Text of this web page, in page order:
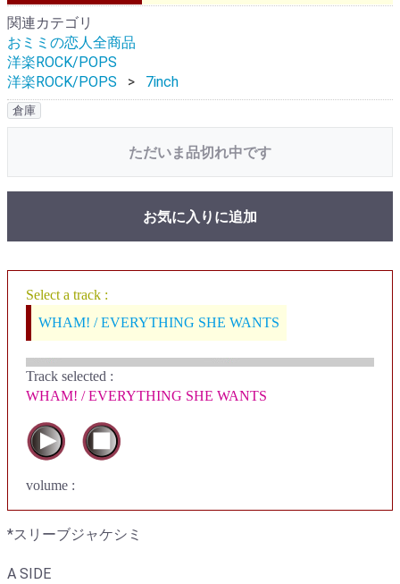
関連カテゴリ
おミミの恋人全商品
洋楽ROCK/POPS
洋楽ROCK/POPS
7inch
倉庫
ただいま品切れ中です
お気に入りに追加
Select a track :
WHAM! / EVERYTHING SHE WANTS
Track selected :
WHAM! / EVERYTHING SHE WANTS
volume :
*スリーブジャケシミ
A SIDE